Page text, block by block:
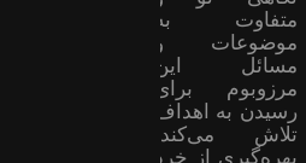
متفاوت به
موضوعات ‌و
مسائل این
مرزوبوم برای
رسیدن به اهداف
تلاش می‌کند؛
بهره‌گیری از خرد